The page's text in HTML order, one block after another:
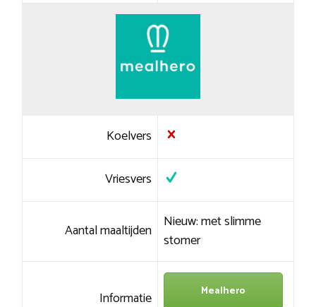
Koelvers
Vriesvers
Aantal maaltijden Nieuw: met slimme
stomer
Informatie Mealhero